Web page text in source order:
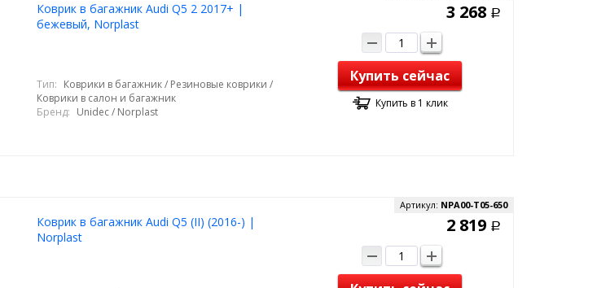
Коврик в багажник Audi Q5 2 2017+ |
бежевый, Norplast
Тип: Коврики в багажник / Резиновые коврики /
Коврики в салон и багажник
Бренд: Unidec / Norplast
3 268 Р
Купить сейчас
Купить в 1 клик
Коврик в багажник Audi Q5 (II) (2016-) |
Norplast
Артикул: NPA00-T05-650
2 819 Р